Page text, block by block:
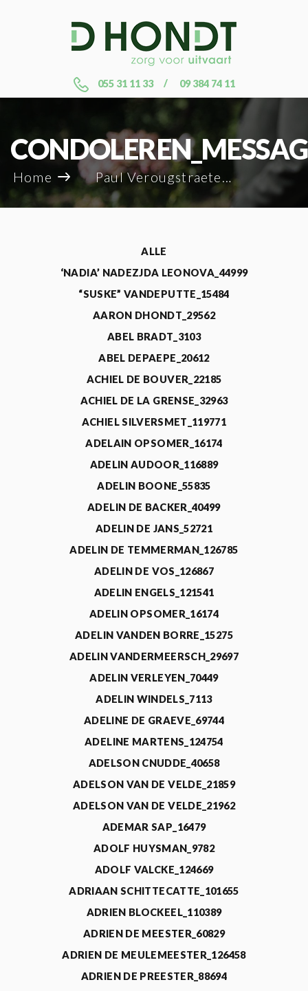
055 31 11 33 09 384 74 11
Home Paul Verougstraete_4945
ALLE
‘NADIA’ NADEZJDA LEONOVA_44999
“SUSKE” VANDEPUTTE_15484
AARON DHONDT_29562
ABEL BRADT_3103
ABEL DEPAEPE_20612
ACHIEL DE BOUVER_22185
ACHIEL DE LA GRENSE_32963
ACHIEL SILVERSMET_119771
ADELAIN OPSOMER_16174
ADELIN AUDOOR_116889
ADELIN BOONE_55835
ADELIN DE BACKER_40499
ADELIN DE JANS_52721
ADELIN DE TEMMERMAN_126785
ADELIN DE VOS_126867
ADELIN ENGELS_121541
ADELIN OPSOMER_16174
ADELIN VANDEN BORRE_15275
ADELIN VANDERMEERSCH_29697
ADELIN VERLEYEN_70449
ADELIN WINDELS_7113
ADELINE DE GRAEVE_69744
ADELINE MARTENS_124754
ADELSON CNUDDE_40658
ADELSON VAN DE VELDE_21859
ADELSON VAN DE VELDE_21962
ADEMAR SAP_16479
ADOLF HUYSMAN_9782
ADOLF VALCKE_124669
ADRIAAN SCHITTECATTE_101655
ADRIEN BLOCKEEL_110389
ADRIEN DE MEESTER_60829
ADRIEN DE MEULEMEESTER_126458
ADRIEN DE PREESTER_88694